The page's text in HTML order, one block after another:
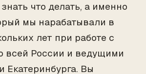
что делать, а именно
мы нарабатывали в
лет при работе с
всей России и ведущими
Екатеринбурга. Вы